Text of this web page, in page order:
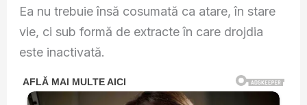
Ea nu trebuie însă cosumată ca atare, în stare
vie, ci sub formă de extracte în care drojdia
este inactivată.